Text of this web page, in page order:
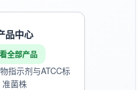
品中心
全部产品
指示剂与ATCC标
准菌株